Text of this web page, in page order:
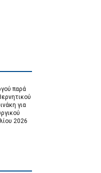
παρά
για
2026